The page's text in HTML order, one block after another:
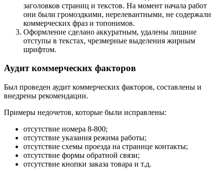
заголовков страниц и текстов. На момент начала работ
они были громоздкими, нерелевантными, не содержали
коммерческих фраз и топонимов.
Оформление сделано аккуратным, удалены лишние
отступы в текстах, чрезмерные выделения жирным
шрифтом.
Аудит коммерческих факторов
Был проведен аудит коммерческих факторов, составлены и
внедрены рекомендации.
Примеры недочетов, которые были исправлены:
отсутствие номера 8-800;
отсутствие указания режима работы;
отсутствие схемы проезда на странице контакты;
отсутствие формы обратной связи;
отсутствие кнопки заказа товара и т.д.